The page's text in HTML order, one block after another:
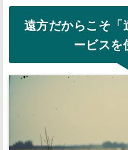
遠方だからこそ
ービスを